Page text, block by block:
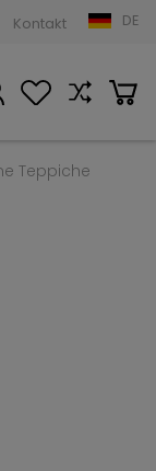
Kontakt DE
Teppiche